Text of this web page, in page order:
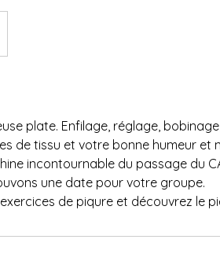
plate. Enfilage, réglage,
de tissu et votre bonne humeur et
incontournable du passage du
une date pour votre groupe.
de piqure et découvrez le